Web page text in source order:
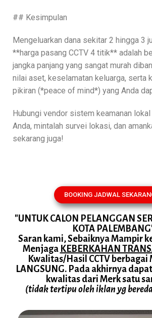
## Kesimpulan
Mengeluarkan dana sekitar 2 hingga 3
**harga pasang CCTV 4 titik** adalah
jangka panjang yang sangat murah
nilai aset, keselamatan keluarga, serta
pikiran (*peace of mind*) yang Anda
Hubungi vendor sistem keamanan
Anda, mintalah survei lokasi, dan
sekarang juga!
BOOKING JADWAL
"UNTUK CALON PELANGGAN
KOTA
Saran kami, Sebaiknya Mampir
Menjaga KEBERKAHAN
Kwalitas/Hasil CCTV berbagai
LANGSUNG. Pada akhirnya
kwalitas dari Merk satu
(tidak tertipu oleh iklan yg